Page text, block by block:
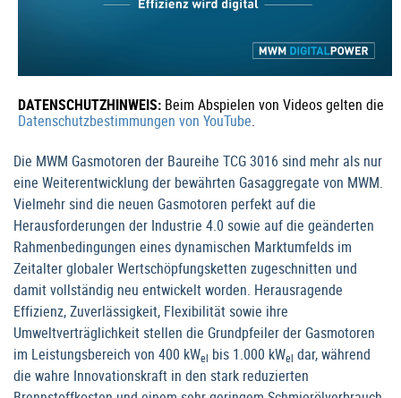
DATENSCHUTZHINWEIS: Beim Abspielen von Videos gelten die
Datenschutzbestimmungen von YouTube.
Die MWM Gasmotoren der Baureihe TCG 3016 sind mehr als nur
eine Weiterentwicklung der bewährten Gasaggregate von MWM.
Vielmehr sind die neuen Gasmotoren perfekt auf die
Herausforderungen der Industrie 4.0 sowie auf die geänderten
Rahmenbedingungen eines dynamischen Marktumfelds im
Zeitalter globaler Wertschöpfungsketten zugeschnitten und
damit vollständig neu entwickelt worden. Herausragende
Effizienz, Zuverlässigkeit, Flexibilität sowie ihre
Umweltverträglichkeit stellen die Grundpfeiler der Gasmotoren
im Leistungsbereich von 400 kWel bis 1.000 kWel dar, während
die wahre Innovationskraft in den stark reduzierten